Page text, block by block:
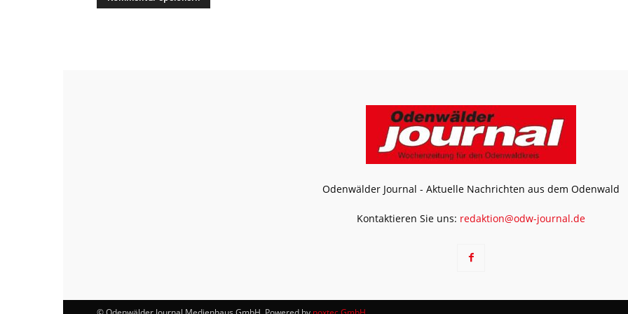
Odenwälder Journal - Aktuelle Nachrichten aus dem Odenwald
Kontaktieren Sie uns: redaktion@odw-journal.de